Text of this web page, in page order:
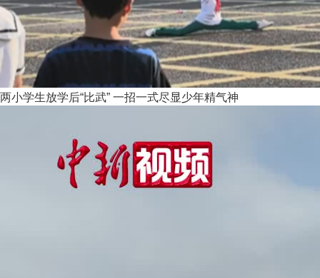
两小学生放学后“比武” 一招一式尽显少年精气神